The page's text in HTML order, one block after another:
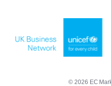
© 2026 EC